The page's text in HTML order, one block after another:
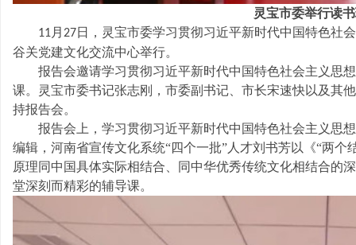
灵宝市委举行读
11月 27日，灵宝市委学习贯彻习近平新时代中国特色社
谷关党建文化交流中心举行。
报告会邀请学习贯彻习近平新时代中国特色社会主义思
课。灵宝市委书记张志刚，市委副书记、市长宋速快以及其
持报告会。
报告会上，学习贯彻习近平新时代中国特色社会主义思
编辑，河南省宣传文化系统“四个一批”人才刘书芳以《“两
原理同中国具体实际相结合、同中华优秀传统文化相结合的
堂深刻而精彩的辅导课。